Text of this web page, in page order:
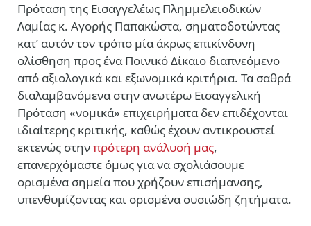
Πρόταση της Εισαγγελέως Πλημμελειοδικών
Λαμίας κ. Αγορής Παπακώστα, σηματοδοτώντας
κατ’ αυτόν τον τρόπο μία άκρως επικίνδυνη
ολίσθηση προς ένα Ποινικό Δίκαιο διαπνεόμενο
από αξιολογικά και εξωνομικά κριτήρια. Τα σαθρά
διαλαμβανόμενα στην ανωτέρω Εισαγγελική
Πρόταση «νομικά» επιχειρήματα δεν επιδέχονται
ιδιαίτερης κριτικής, καθώς έχουν αντικρουστεί
εκτενώς στηνπρότερη ανάλυσή μας,
επανερχόμαστε όμως για να σχολιάσουμε
ορισμένα σημεία που χρήζουν επισήμανσης,
υπενθυμίζοντας και ορισμένα ουσιώδη ζητήματα.